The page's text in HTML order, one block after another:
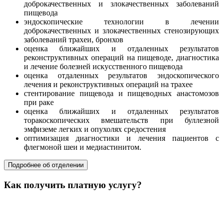
доброкачественных и злокачественных заболеваний
пищевода
эндоскопические технологии в лечении
доброкачественных и злокачественных стенозирующих
заболеваний трахеи, бронхов
оценка ближайших и отдаленных результатов
реконструктивных операций на пищеводе, диагностика
и лечение болезней искусственного пищевода
оценка отдаленных результатов эндоскопического
лечения и реконструктивных операций на трахее
стентирование пищевода и пищеводных анастомозов
при раке
оценка ближайших и отдаленных результатов
торакоскопических вмешательств при буллезной
эмфиземе легких и опухолях средостения
оптимизация диагностики и лечения пациентов с
флегмоной шеи и медиастинитом.
Подробнее об отделении
Как получить платную услугу?